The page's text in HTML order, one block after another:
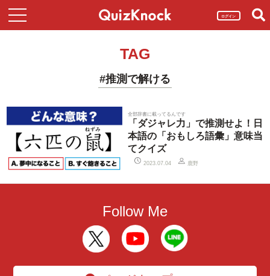
ログイン
TAG
#推測で解ける
全部辞書に載ってるんです
「ダジャレ力」で推測せよ！日
本語の「おもしろ語彙」意味当
てクイズ
2023.07.04 鹿野
Follow Me